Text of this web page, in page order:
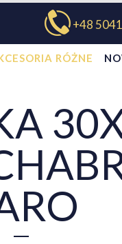
+48
RÓŻNE